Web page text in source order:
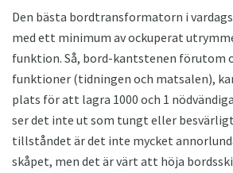
Den bästa bordtransformatorn i
med ett minimum av ockuperat
funktion. Så, bord-kantstenen förutom
funktioner (tidningen och matsalen),
plats för att lagra 1000 och 1
ser det inte ut som tungt eller
tillståndet är det inte mycket
skåpet, men det är värt att höja